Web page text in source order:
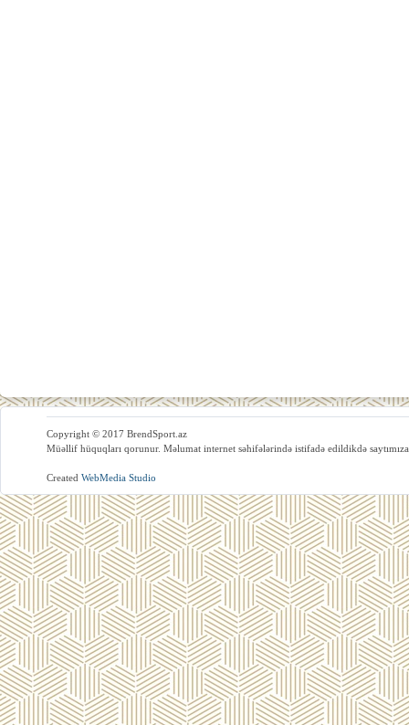
Copyright © 2017 BrendSport.az
Müəllif hüquqları qorunur. Məlumat internet səhifələrində istifadə edildikdə
Created WebMedia Studio